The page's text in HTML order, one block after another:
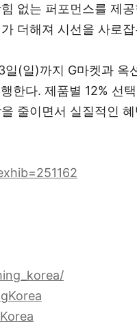
없는 퍼포먼스를 제
더해져 시선을 사로
(일)까지 G마켓과 옥
한다. 제품별 12% 선
줄이면서 실질적인